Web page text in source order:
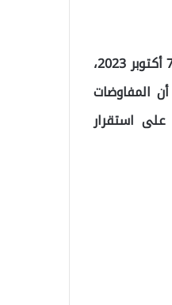
وتأتي هذه الموافقة في ظل استمرار العمليات العسكرية الإسرائيلية في قطاع غزة منذ 7 أكتوبر 2023،
المفاوضات
استقرار